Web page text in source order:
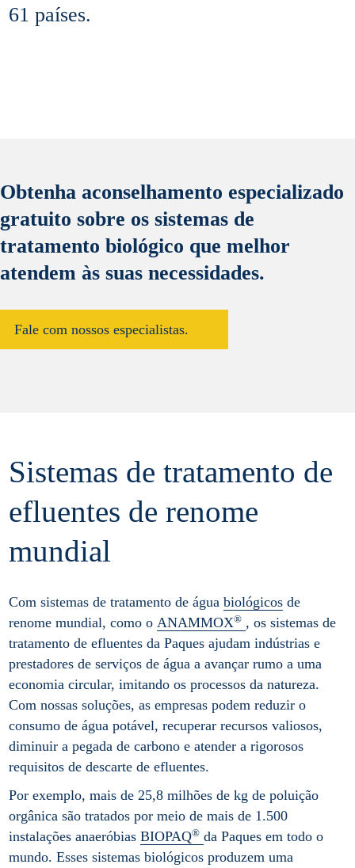
61 países.
Obtenha aconselhamento especializado
gratuito sobre os sistemas de
tratamento biológico que melhor
atendem às suas necessidades.
Fale com nossos especialistas.
Sistemas de tratamento de
efluentes de renome
mundial
Com sistemas de tratamento de águabiológicos de
renome mundial, como o ANAMMOX® , os sistemas de
tratamento de efluentes da Paques ajudam indústrias e
prestadores de serviços de água a avançar rumo a uma
economia circular, imitando os processos da natureza.
Com nossas soluções, as empresas podem reduzir o
consumo de água potável, recuperar recursos valiosos,
diminuir a pegada de carbono e atender a rigorosos
requisitos de descarte de efluentes.
Por exemplo, mais de 25,8 milhões de kg de poluição
orgânica são tratados por meio de mais de 1.500
instalações anaeróbiasBIOPAQ® da Paques em todo o
mundo. Esses sistemas biológicos produzem uma